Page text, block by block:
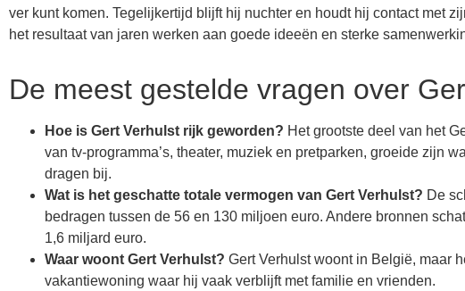
ver kunt komen. Tegelijkertijd blijft hij nuchter en houdt hij contact met
het resultaat van jaren werken aan goede ideeën en sterke
De meest gestelde vragen over
Hoe is Gert Verhulst rijk geworden? Het grootste deel van het
van tv-programma’s, theater, muziek en pretparken, groeide zijn
dragen bij.
Wat is het geschatte totale vermogen van Gert Verhulst? De
bedragen tussen de 56 en 130 miljoen euro. Andere bronnen
1,6 miljard euro.
Waar woont Gert Verhulst? Gert Verhulst woont in België, maar
vakantiewoning waar hij vaak verblijft met familie en vrienden.